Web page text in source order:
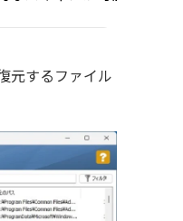
元するファイル